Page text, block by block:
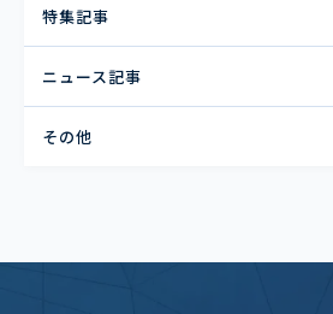
特集記事
ニュース記事
その他